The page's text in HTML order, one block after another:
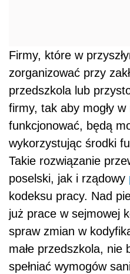
Firmy, które w
zorganizować przy
przedszkola lub
firmy, tak aby mogły
funkcjonować, będą
wykorzystując środki
Takie rozwiązanie
poselski, jak i rządowy
kodeksu pracy. Nad
już prace w sejmowej
spraw zmian w
małe przedszkola, nie
spełniać wymogów